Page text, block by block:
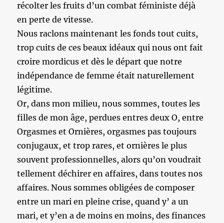
récolter les fruits d’un combat féministe déjà
en perte de vitesse.
Nous raclons maintenant les fonds tout cuits,
trop cuits de ces beaux idéaux qui nous ont fait
croire mordicus et dès le départ que notre
indépendance de femme était naturellement
légitime.
Or, dans mon milieu, nous sommes, toutes les
filles de mon âge, perdues entres deux O, entre
Orgasmes et Ornières, orgasmes pas toujours
conjugaux, et trop rares, et ornières le plus
souvent professionnelles, alors qu’on voudrait
tellement déchirer en affaires, dans toutes nos
affaires. Nous sommes obligées de composer
entre un mari en pleine crise, quand y’ a un
mari, et y’en a de moins en moins, des finances